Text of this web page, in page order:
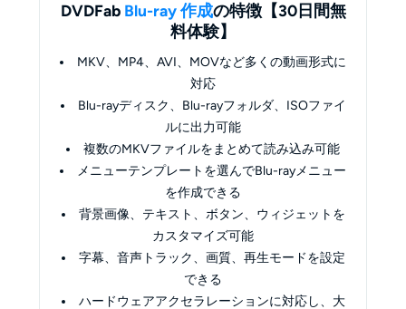
DVDFab Blu-ray 作成の特徴【30日間無
料体験】
MKV、MP4、AVI、MOVなど多くの動画形式に
対応
Blu-rayディスク、Blu-rayフォルダ、ISOファイ
ルに出力可能
複数のMKVファイルをまとめて読み込み可能
メニューテンプレートを選んでBlu-rayメニュー
を作成できる
背景画像、テキスト、ボタン、ウィジェットを
カスタマイズ可能
字幕、音声トラック、画質、再生モードを設定
できる
ハードウェアアクセラレーションに対応し、大